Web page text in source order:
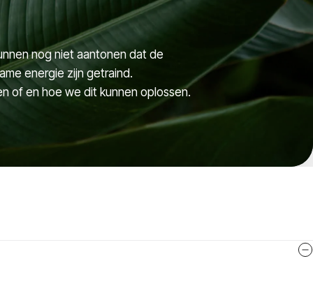
nog niet aantonen dat de
energie zijn getraind.
of en hoe we dit kunnen oplossen.